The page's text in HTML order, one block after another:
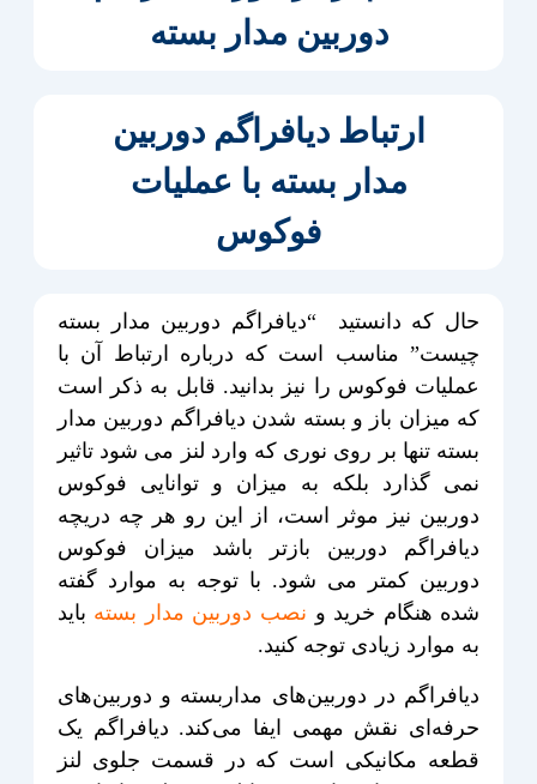
دوربین مدار بسته
ارتباط دیافراگم دوربین
مدار بسته با عملیات
فوکوس
حال که دانستید “دیافراگم دوربین مدار بسته
چیست” مناسب است که درباره ارتباط آن با
عملیات فوکوس را نیز بدانید. قابل به ذکر است
که میزان باز و بسته شدن دیافراگم دوربین مدار
بسته تنها بر روی نوری که وارد لنز می شود تاثیر
نمی گذارد بلکه به میزان و توانایی فوکوس
دوربین نیز موثر است، از این رو هر چه دریچه
دیافراگم دوربین بازتر باشد میزان فوکوس
دوربین کمتر می شود. با توجه به موارد گفته
شده هنگام خرید و نصب دوربین مدار بسته باید
به موارد زیادی توجه کنید.
دیافراگم در دوربین‌های مداربسته و دوربین‌های
حرفه‌ای نقش مهمی ایفا می‌کند. دیافراگم یک
قطعه مکانیکی است که در قسمت جلوی لنز